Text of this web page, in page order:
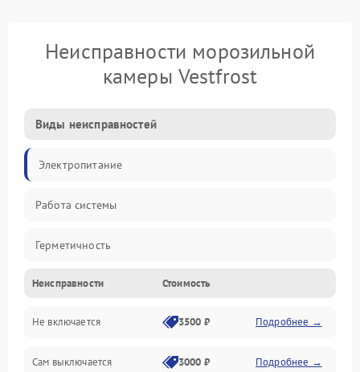
Неисправности морозильной
камеры Vestfrost
Виды неисправностей
Электропитание
Работа системы
Герметичность
Механика
Неисправности Стоимость
Не включается 3500 ₽ Подробнее →
Сам выключается 3000 ₽ Подробнее →